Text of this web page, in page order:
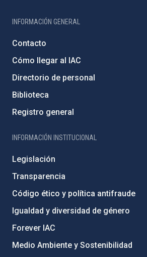
INFORMACIÓN GENERAL
Contacto
Cómo llegar al IAC
Directorio de personal
Biblioteca
Registro general
INFORMACIÓN INSTITUCIONAL
Legislación
Transparencia
Código ético y política antifraude
Igualdad y diversidad de género
Forever IAC
Medio Ambiente y Sostenibilidad